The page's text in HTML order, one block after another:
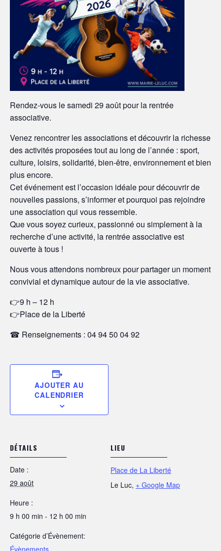
Rendez-vous le samedi 29 août pour la rentrée
associative.
Venez rencontrer les associations et découvrir la richesse
des activités proposées tout au long de l’année : sport,
culture, loisirs, solidarité, bien-être, environnement et bien
plus encore.
Cet événement est l’occasion idéale pour découvrir de
nouvelles passions, s’informer et pourquoi pas rejoindre
une association qui vous ressemble.
Que vous soyez curieux, passionné ou simplement à la
recherche d’une activité, la rentrée associative est
ouverte à tous !
Nous vous attendons nombreux pour partager un moment
convivial et dynamique autour de la vie associative.
👉9 h – 12 h
👉Place de la Liberté
☎ Renseignements : 04 94 50 04 92
AJOUTER AU
CALENDRIER
DÉTAILS
Date :
29 août
Heure :
9 h 00 min - 12 h 00 min
Catégorie d’Évènement:
Évènements
LIEU
Place de La Liberté
Le Luc, + Google Map